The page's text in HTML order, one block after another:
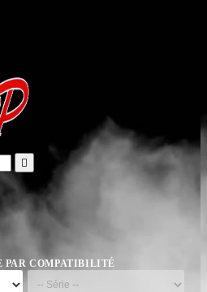

PAR COMPATIBILITÉ